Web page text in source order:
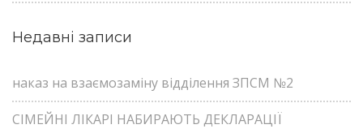
Недавні записи
наказ на взаємозаміну відділення ЗПСМ №2
СІМЕЙНІ ЛІКАРІ НАБИРАЮТЬ ДЕКЛАРАЦІЇ